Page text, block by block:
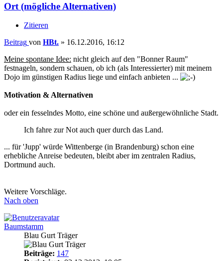
Ort (mögliche Alternativen)
Zitieren
Beitrag von HBt. » 16.12.2016, 16:12
Meine spontane Idee: nicht gleich auf den "Bonner Raum"
festnageln, sondern schauen, ob ich (als Interessierter) mit meinem
Dojo im günstigen Radius liege und einfach anbieten ...
Motivation & Alternativen
oder ein fesselndes Motto, eine schöne und außergewöhnliche Stadt.
Ich fahre zur Not auch quer durch das Land.
... für 'Jupp' würde Wittenberge (in Brandenburg) schon eine
erhebliche Anreise bedeuten, bleibt aber im zentralen Radius,
Dortmund auch.
Weitere Vorschläge.
Nach oben
Baumstamm
Blau Gurt Träger
Beiträge: 147